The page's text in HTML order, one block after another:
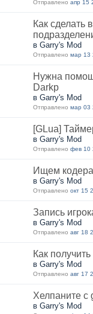
Отправлено апр 15
Как сделать
в Garry's Mod
Отправлено мар 13
Нужна
Darkp
в Garry's Mod
Отправлено мар 03
[GLua]
в Garry's Mod
Отправлено фев 10
Ищем кодера
в Garry's Mod
Отправлено окт 15
Запись
в Garry's Mod
Отправлено авг 18
Как получить
в Garry's Mod
Отправлено авг 17
Хелпаните с
в Garry's Mod